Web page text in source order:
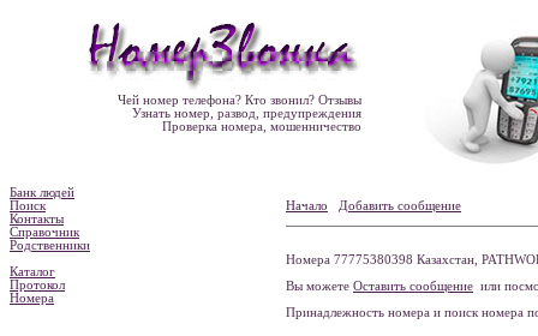
Чей номер телефона? Кто звонил? Отзывы
Узнать номер, развод, предупреждения
Проверка номера, мошенничество
Банк людей
Поиск
Контакты
Справочник
Родственники
Каталог
Протокол
Номера
Начало Добавить сообщение
Номера 77775380398 Казахстан,
Вы можете Оставить сообщение или
Принадлежность номера и поиск номера